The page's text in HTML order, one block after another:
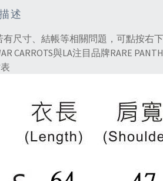
述
有尺寸、結帳等相關問題，可點按右
CARROTS與LA注目品牌RARE